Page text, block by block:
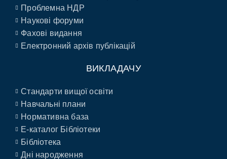
Проблемна НДР
Наукові форуми
Фахові видання
Електронний архів публікацій
ВИКЛАДАЧУ
Стандарти вищої освіти
Навчальні плани
Нормативна база
E-каталог Бібліотеки
Бібліотека
Дні народження